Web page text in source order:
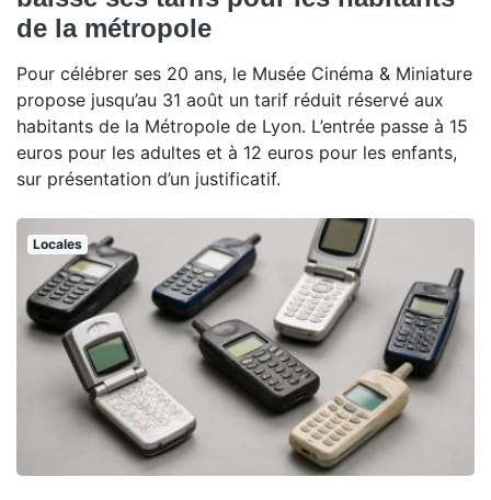
de la métropole
Pour célébrer ses 20 ans, le Musée Cinéma & Miniature
propose jusqu’au 31 août un tarif réduit réservé aux
habitants de la Métropole de Lyon. L’entrée passe à 15
euros pour les adultes et à 12 euros pour les enfants,
sur présentation d’un justificatif.
Locales